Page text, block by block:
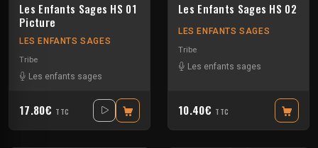
Les Enfants Sages HS 01
Picture
LES ENFANTS SAGES
Tribe
Les enfants sages
17.80€ TTC
Les Enfants Sages HS 02
LES ENFANTS SAGES
Tribe
Les enfants sages
10.40€ TTC